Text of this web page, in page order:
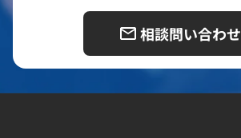
相談問い合わせ